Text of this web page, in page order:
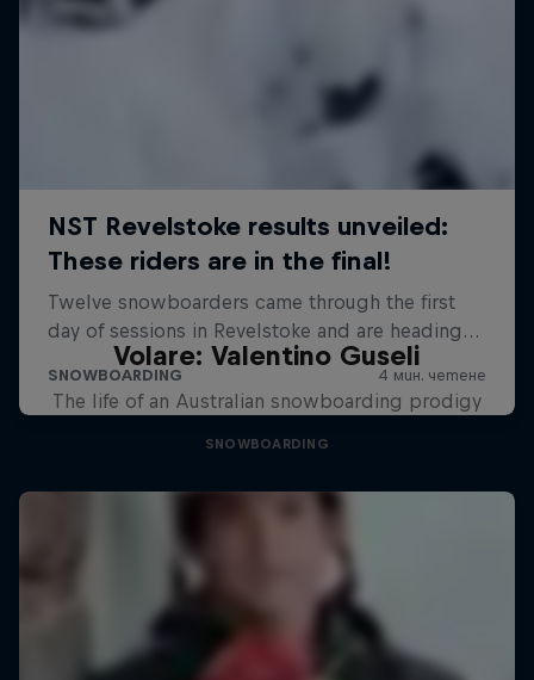
Volare: Valentino Guseli
The life of an Australian snowboarding prodigy
SNOWBOARDING